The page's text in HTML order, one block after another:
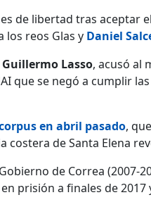
de libertad tras aceptar
los reos Glas y Daniel
Guillermo Lasso, acusó al
que se negó a cumplir
en abril pasado,
costera de Santa Elena
de Correa (2007-
prisión a finales de